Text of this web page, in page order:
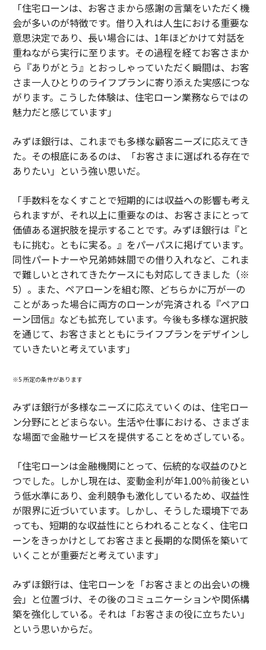
「住宅ローンは、お客さまから感謝の言葉をいただく機
会が多いのが特徴です。借り入れは人生における重要な
意思決定であり、長い場合には、1年ほどかけて対話を
重ねながら実行に至ります。その過程を経てお客さまか
ら『ありがとう』とおっしゃっていただく瞬間は、お客
さま一人ひとりのライフプランに寄り添えた実感につな
がります。こうした体験は、住宅ローン業務ならではの
魅力だと感じています」
みずほ銀行は、これまでも多様な顧客ニーズに応えてき
た。その根底にあるのは、「お客さまに選ばれる存在で
ありたい」という強い思いだ。
「手数料をなくすことで短期的には収益への影響も考え
られますが、それ以上に重要なのは、お客さまにとって
価値ある選択肢を提示することです。みずほ銀行は『と
もに挑む。ともに実る。』をパーパスに掲げています。
同性パートナーや兄弟姉妹間での借り入れなど、これま
で難しいとされてきたケースにも対応してきました（※
5）。また、ペアローンを組む際、どちらかに万が一の
ことがあった場合に両方のローンが完済される『ペアロ
ーン団信』なども拡充しています。今後も多様な選択肢
を通じて、お客さまとともにライフプランをデザインし
ていきたいと考えています」
※5 所定の条件があります
みずほ銀行が多様なニーズに応えていくのは、住宅ロー
ン分野にとどまらない。生活や仕事における、さまざま
な場面で金融サービスを提供することをめざしている。
「住宅ローンは金融機関にとって、伝統的な収益のひと
つでした。しかし現在は、変動金利が年1.00％前後とい
う低水準にあり、金利競争も激化しているため、収益性
が限界に近づいています。しかし、そうした環境下であ
っても、短期的な収益性にとらわれることなく、住宅ロ
ーンをきっかけとしてお客さまと長期的な関係を築いて
いくことが重要だと考えています」
みずほ銀行は、住宅ローンを「お客さまとの出会いの機
会」と位置づけ、その後のコミュニケーションや関係構
築を強化している。それは「お客さまの役に立ちたい」
という思いからだ。